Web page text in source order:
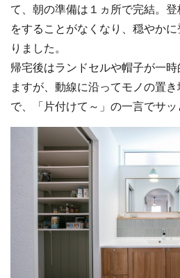
て、朝の準備は１ヵ所で完結。
をすることがなくなり、穏やか
りました。
帰宅後はランドセルや帽子が一
ますが、動線に沿ってモノの置
で、「片付けて～」の一言でサッ